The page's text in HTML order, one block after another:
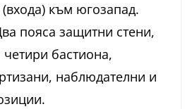
(входа) към югозапад.
пояса защитни стени,
четири бастиона,
наблюдателни и